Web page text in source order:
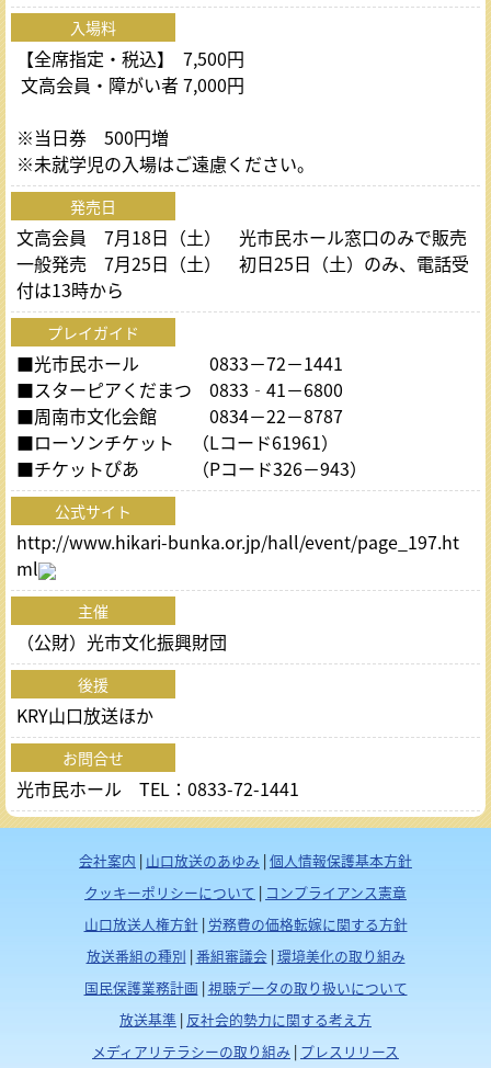
入場料
【全席指定・税込】 7,500円
文高会員・障がい者 7,000円
※当日券 500円増
※未就学児の入場はご遠慮ください。
発売日
文高会員 7月18日（土） 光市民ホール窓口のみで販売
一般発売 7月25日（土） 初日25日（土）のみ、電話受
付は13時から
プレイガイド
■光市民ホール 0833－72－1441
■スターピアくだまつ 0833‐41－6800
■周南市文化会館 0834－22－8787
■ローソンチケット （Lコード61961）
■チケットぴあ （Pコード326－943）
公式サイト
http://www.hikari-bunka.or.jp/hall/event/page_197.ht
ml
主催
（公財）光市文化振興財団
後援
KRY山口放送ほか
お問合せ
光市民ホール TEL：0833-72-1441
会社案内 | 山口放送のあゆみ |個人情報保護基本方針
クッキーポリシーについて | コンプライアンス憲章
山口放送人権方針| 労務費の価格転嫁に関する方針
放送番組の種別 |番組審議会|環境美化の取り組み
国民保護業務計画 |視聴データの取り扱いについて
放送基準 | 反社会的勢力に関する考え方
メディアリテラシーの取り組み | プレスリリース